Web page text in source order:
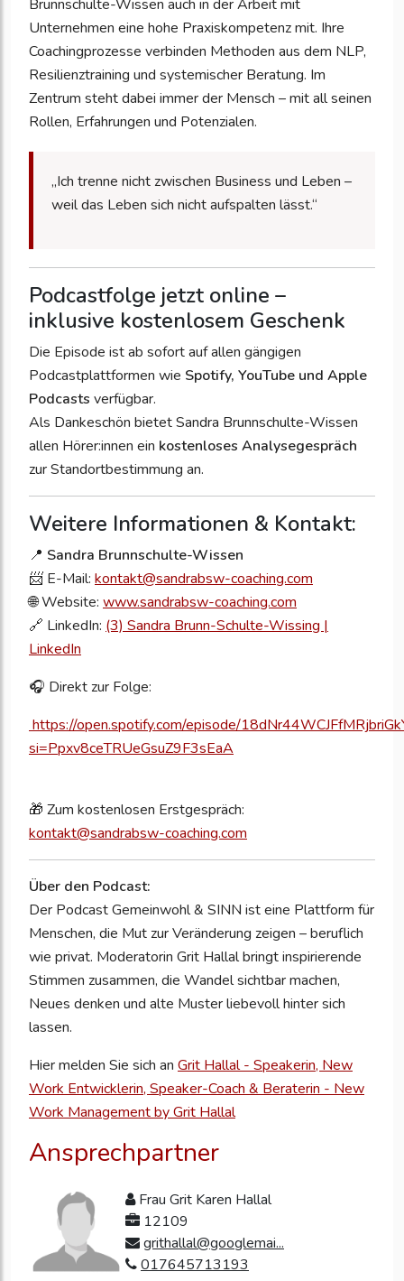
Brunnschulte-Wissen auch in der Arbeit mit
Unternehmen eine hohe Praxiskompetenz mit. Ihre
Coachingprozesse verbinden Methoden aus dem NLP,
Resilienztraining und systemischer Beratung. Im
Zentrum steht dabei immer der Mensch – mit all seinen
Rollen, Erfahrungen und Potenzialen.
„Ich trenne nicht zwischen Business und Leben –
weil das Leben sich nicht aufspalten lässt.“
Podcastfolge jetzt online –
inklusive kostenlosem Geschenk
Die Episode ist ab sofort auf allen gängigen
Podcastplattformen wie Spotify, YouTube und Apple
Podcasts verfügbar.
Als Dankeschön bietet Sandra Brunnschulte-Wissen
allen Hörer:innen ein kostenloses Analysegespräch
zur Standortbestimmung an.
Weitere Informationen & Kontakt:
📍 Sandra Brunnschulte-Wissen
📨 E-Mail: kontakt@sandrabsw-coaching.com
🌐 Website: www.sandrabsw-coaching.com
🔗 LinkedIn: (3) Sandra Brunn-Schulte-Wissing |
LinkedIn
🎧 Direkt zur Folge:
https://open.spotify.com/episode/
si=Ppxv8ceTRUeGsuZ9F3sEaA
🎁 Zum kostenlosen Erstgespräch:
kontakt@sandrabsw-coaching.com
Über den Podcast:
Der Podcast Gemeinwohl & SINN ist eine Plattform für
Menschen, die Mut zur Veränderung zeigen – beruflich
wie privat. Moderatorin Grit Hallal bringt inspirierende
Stimmen zusammen, die Wandel sichtbar machen,
Neues denken und alte Muster liebevoll hinter sich
lassen.
Hier melden Sie sich an Grit Hallal - Speakerin, New
Work Entwicklerin, Speaker-Coach & Beraterin - New
Work Management by Grit Hallal
Ansprechpartner
Frau Grit Karen Hallal
12109
grithallal@googlemai...
017645713193